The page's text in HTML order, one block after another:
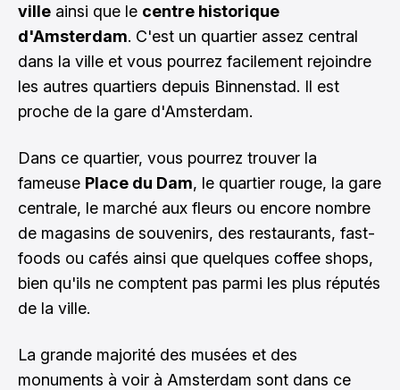
ville ainsi que le centre historique
d'Amsterdam. C'est un quartier assez central
dans la ville et vous pourrez facilement rejoindre
les autres quartiers depuis Binnenstad. Il est
proche de la gare d'Amsterdam.
Dans ce quartier, vous pourrez trouver la
fameuse Place du Dam, le quartier rouge, la gare
centrale, le marché aux fleurs ou encore nombre
de magasins de souvenirs, des restaurants, fast-
foods ou cafés ainsi que quelques coffee shops,
bien qu'ils ne comptent pas parmi les plus réputés
de la ville.
La grande majorité des musées et des
monuments à voir à Amsterdam sont dans ce